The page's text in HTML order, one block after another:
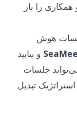
را باز
هوش
و بیابید
جلسات
تبدیل